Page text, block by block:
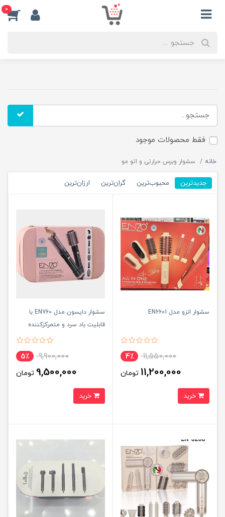
0
فقط محصولات موجود
خانه سشوار وبرس حرارتی و اتو مو
جدیدترین محبوب‌ترین گران‌ترین ارزان‌ترین
سشوار انزو مدل EN6601
11,550,000 4٪
11,200,000 تومان
سشوار دایسون مدل EN760 با
قابلیت باد سرد و متمرکزکننده
9,900,000 5٪
9,500,000 تومان